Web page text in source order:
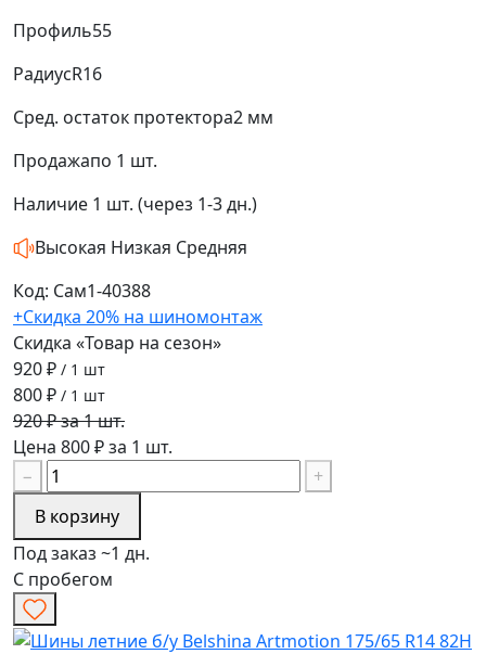
Профиль55
РадиусR16
Сред. остаток протектора2 мм
Продажапо 1 шт.
Наличие 1 шт. (через 1-3 дн.)
Высокая Низкая Средняя
Код: Сам1-40388
+Скидка 20% на шиномонтаж
Скидка «Товар на сезон»
920 ₽ / 1 шт
800 ₽ / 1 шт
920 ₽ за 1 шт.
Цена 800 ₽ за 1 шт.
−
+
В корзину
Под заказ ~1 дн.
С пробегом